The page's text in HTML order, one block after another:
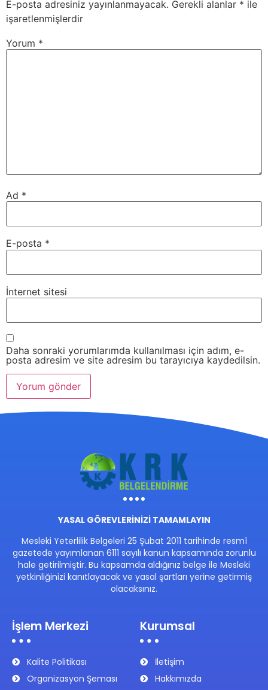
E-posta adresiniz yayınlanmayacak. Gerekli alanlar * ile
işaretlenmişlerdir
Yorum *
Ad *
E-posta *
İnternet sitesi
Daha sonraki yorumlarımda kullanılması için adım, e-
posta adresim ve site adresim bu tarayıcıya kaydedilsin.
YASAL GÖREVLERİNİZİ TAMAMLAYIN
Mesleki Yeterlilik Belgeleri 25 Şubat 2011 tarihinde resmî
gazetede yayımlanan 6111 sayılı kanun kapsamında zorunlu
hale getirilmiştir. Bu kapsamda aldığınız belge ile Mesleki
yetkinliğinizi kanıtlayacak ve yasal şartları yerine getirmiş
olacaksınız.
İşlem Merkezi
Kalite Politikası
Organizasyon Şeması
Kurumsal
İletişim
Hakkımızda